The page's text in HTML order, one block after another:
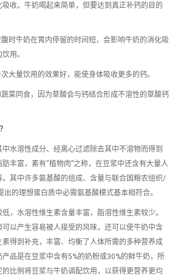
收。牛奶喝起来简单，但要达到真正补钙的目的
时牛奶在胃内停留的时间短，会影响牛奶的消化吸
用。
大量饮用的效果好，能使身体吸收更多的钙。
菜同食，因为草酸会与钙结合形成不溶性的草酸钙
水溶性成分、经离心过滤除去其中不溶物而得到
丰富，素有“植物肉”之称，在豆浆中还含有大量人
其中许多氨基酸的组成、含量与联合国粮农组织/
出的理想蛋白质中必需氨基酸模式基本相符合。
，水溶性维生素含量丰富，脂溶性维生素较少。
以产生容易被人接受的风味，还可以使牛奶中含
得到补充，丰富、均衡了人体所需的多种营养成
品是在豆浆中含有5%的奶粉或30%的鲜牛奶，所
比例将豆浆与牛奶调配饮用，以获得更营养更均